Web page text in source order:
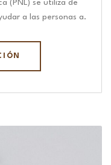
(PNL) se utiliza de
a las personas a.